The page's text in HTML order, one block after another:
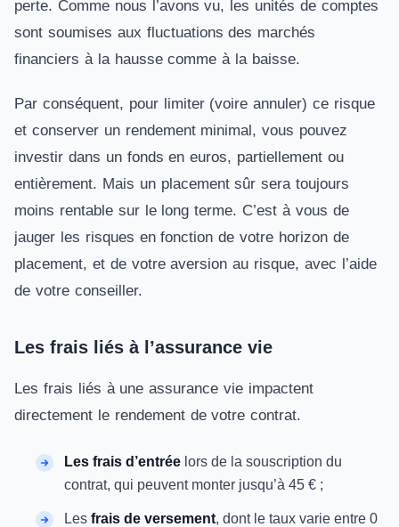
perte. Comme nous l’avons vu, les unités de comptes
sont soumises aux fluctuations des marchés
financiers à la hausse comme à la baisse.
Par conséquent, pour limiter (voire annuler) ce risque
et conserver un rendement minimal, vous pouvez
investir dans un fonds en euros, partiellement ou
entièrement. Mais un placement sûr sera toujours
moins rentable sur le long terme. C’est à vous de
jauger les risques en fonction de votre horizon de
placement, et de votre aversion au risque, avec l’aide
de votre conseiller.
Les frais liés à l’assurance vie
Les frais liés à une assurance vie impactent
directement le rendement de votre contrat.
Les frais d’entrée lors de la souscription du
contrat, qui peuvent monter jusqu’à 45 € ;
Les frais de versement, dont le taux varie entre 0